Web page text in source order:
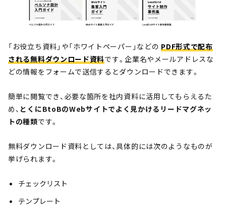
「お役立ち資料」や「ホワイトペーパー」などの PDF形式で配布
される無料ダウンロード資料です。企業名やメールアドレスな
どの情報をフォームで送信するとダウンロードできます。
簡単に閲覧でき、必要な箇所を社内資料に活用してもらえるた
め、 とくにBtoBのWebサイトでよく見かけるリードマグネッ
トの種類です。
無料ダウンロード資料としては、具体的には次のようなものが
挙げられます。
チェックリスト
テンプレート